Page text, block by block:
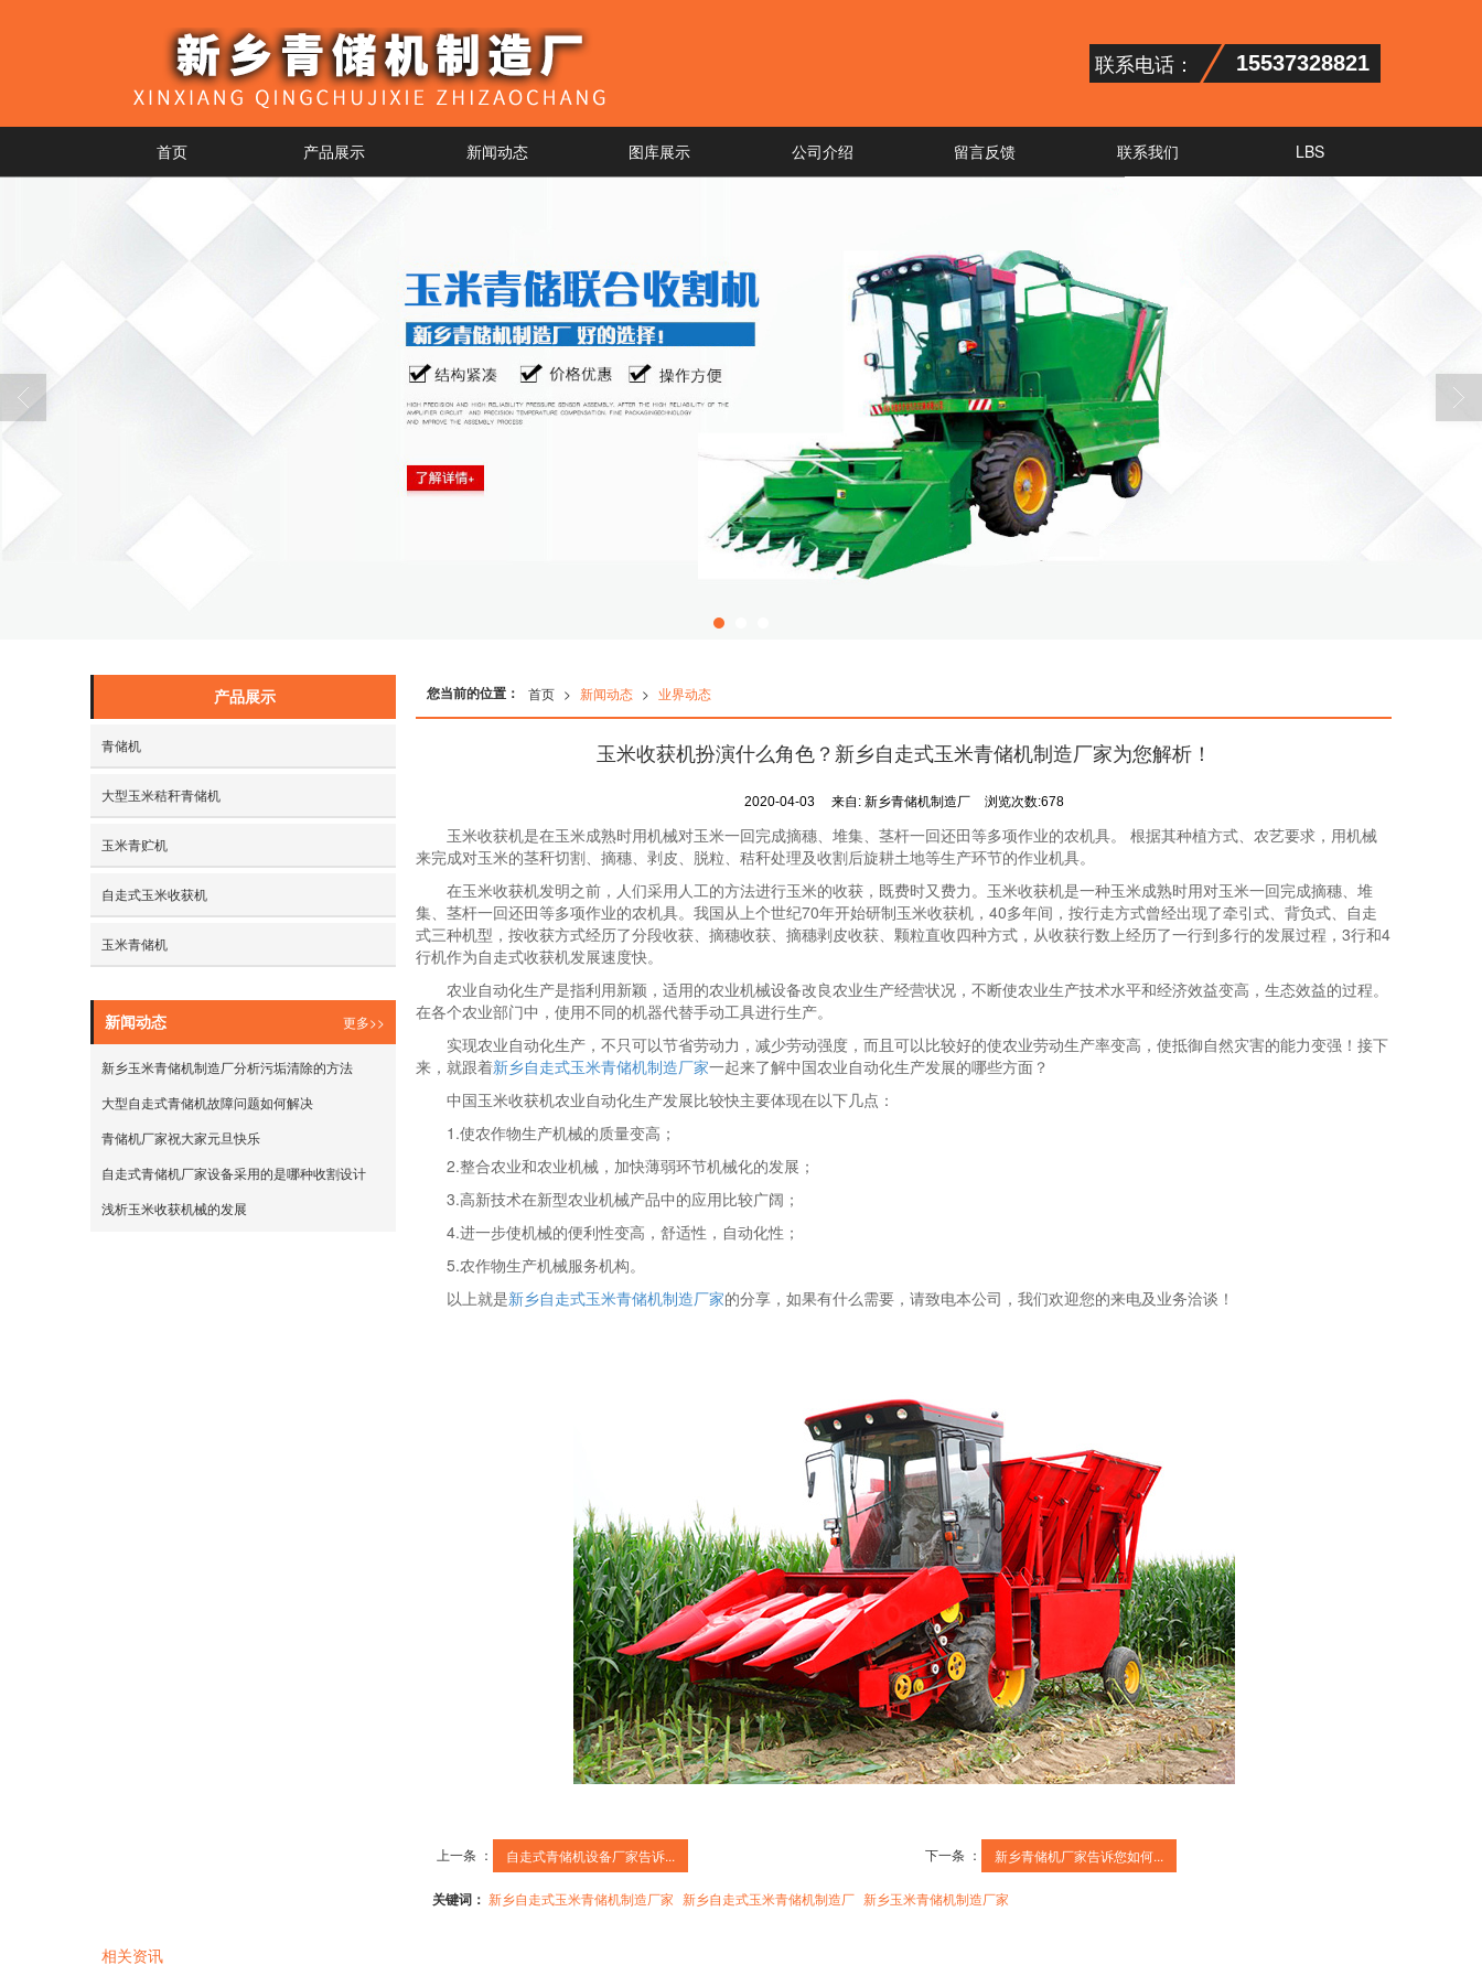
联系电话： 15537328821
首页 产品展示 新闻动态 图库展示 公司介绍 留言反馈 联系我们 LBS
您当前的位置： 首页 > 新闻动态 > 业界动态
玉米收获机扮演什么角色？新乡自走式玉米青储机制造厂家为您解析！
2020-04-03 来自: 新乡青储机制造厂 浏览次数:678
玉米收获机是在玉米成熟时用机械对玉米一回完成摘穗、堆集、茎杆一回还田等多项作业的农机具。 根据其种植方式、农艺要求，用机械
来完成对玉米的茎秆切割、摘穗、剥皮、脱粒、秸秆处理及收割后旋耕土地等生产环节的作业机具。
在玉米收获机发明之前，人们采用人工的方法进行玉米的收获，既费时又费力。玉米收获机是一种玉米成熟时用对玉米一回完成摘穗、堆
集、茎杆一回还田等多项作业的农机具。我国从上个世纪70年开始研制玉米收获机，40多年间，按行走方式曾经出现了牵引式、背负式、自走
式三种机型，按收获方式经历了分段收获、摘穗收获、摘穗剥皮收获、颗粒直收四种方式，从收获行数上经历了一行到多行的发展过程，3行和4
行机作为自走式收获机发展速度快。
农业自动化生产是指利用新颖，适用的农业机械设备改良农业生产经营状况，不断使农业生产技术水平和经济效益变高，生态效益的过程。
在各个农业部门中，使用不同的机器代替手动工具进行生产。
实现农业自动化生产，不只可以节省劳动力，减少劳动强度，而且可以比较好的使农业劳动生产率变高，使抵御自然灾害的能力变强！接下
来，就跟着新乡自走式玉米青储机制造厂家一起来了解中国农业自动化生产发展的哪些方面？
中国玉米收获机农业自动化生产发展比较快主要体现在以下几点：
1.使农作物生产机械的质量变高；
2.整合农业和农业机械，加快薄弱环节机械化的发展；
3.高新技术在新型农业机械产品中的应用比较广阔；
4.进一步使机械的便利性变高，舒适性，自动化性；
5.农作物生产机械服务机构。
以上就是新乡自走式玉米青储机制造厂家的分享，如果有什么需要，请致电本公司，我们欢迎您的来电及业务洽谈！
上一条 ： 自走式青储机设备厂家告诉... 下一条 ： 新乡青储机厂家告诉您如何...
关键词： 新乡自走式玉米青储机制造厂家 新乡自走式玉米青储机制造厂 新乡玉米青储机制造厂家
产品展示
青储机
大型玉米秸秆青储机
玉米青贮机
自走式玉米收获机
玉米青储机
更多>>
新闻动态
新乡玉米青储机制造厂分析污垢清除的方法
大型自走式青储机故障问题如何解决
青储机厂家祝大家元旦快乐
自走式青储机厂家设备采用的是哪种收割设计
浅析玉米收获机械的发展
相关资讯